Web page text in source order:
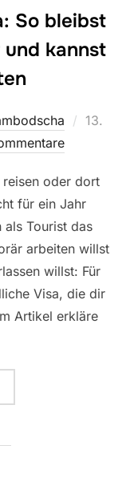
So bleibst
und kannst
13.
oder dort
für ein Jahr
Tourist das
arbeiten willst
willst: Für
Visa, die dir
Artikel erkläre
FÜR